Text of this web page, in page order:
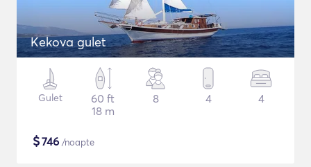
Kekova gulet
Gulet
60 ft
18 m
8 4 4
$746 /noapte